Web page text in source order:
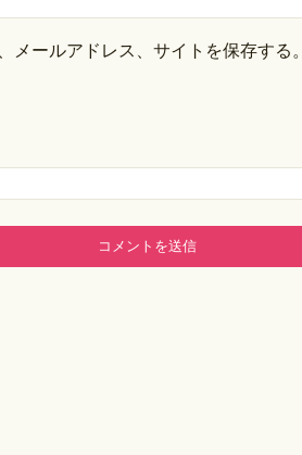
ールアドレス、サイトを保存する。